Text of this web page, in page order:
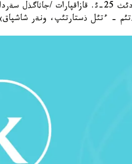
قئزئلوردا. تامئزدئث 25-ئ.
- ءتئل ذستارتئپ، ونةر